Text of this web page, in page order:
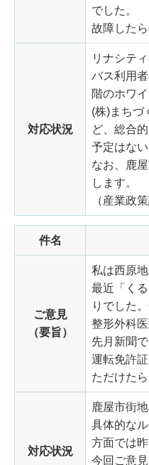
でした。
故障した
対応状況
リナシテ
バス利用
階のホワ
(株)まちづ
ど、総合
予定はない
なお、鹿
します。
（産業政策
件名
ご意見
（要旨）
私は西原
最近「く
りでした
整形外科
先月新聞
運転免許
ただけたら
対応状況
鹿屋市街
具体的な
方面では
今回ご意